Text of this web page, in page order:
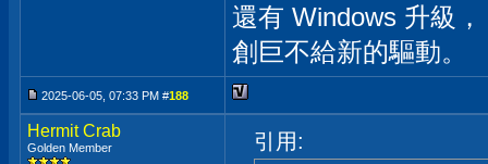
還有 Windows 升級，
創巨不給新的驅動。
2025-06-05, 07:33 PM #188
Hermit Crab
Golden Member 引用: